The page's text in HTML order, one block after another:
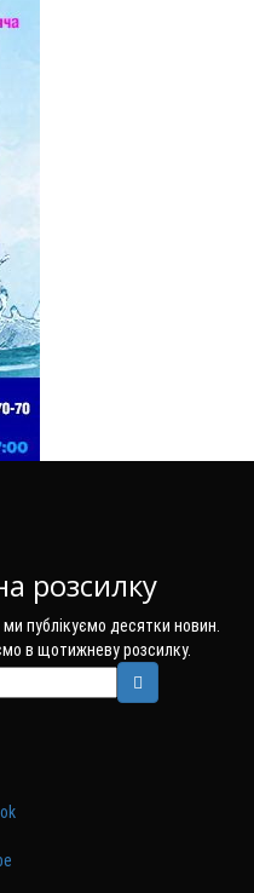
розсилку
публікуємо десятки новин.
в щотижневу розсилку.